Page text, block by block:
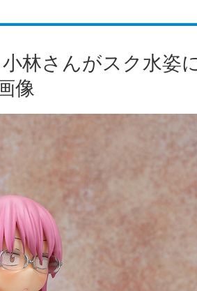
林さんがスク水姿
像